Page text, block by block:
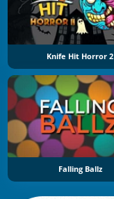
Knife Hit Horror 2
Falling Ballz